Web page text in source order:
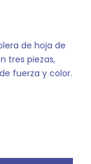
de hoja de
tres piezas,
fuerza y color.